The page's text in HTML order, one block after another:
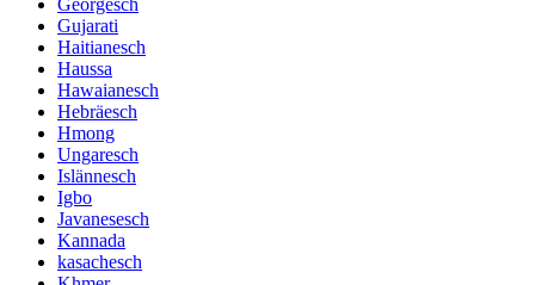
Georgesch
Gujarati
Haitianesch
Haussa
Hawaianesch
Hebräesch
Hmong
Ungaresch
Islännesch
Igbo
Javanesesch
Kannada
kasachesch